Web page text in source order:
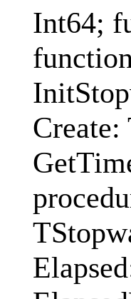
Int64;